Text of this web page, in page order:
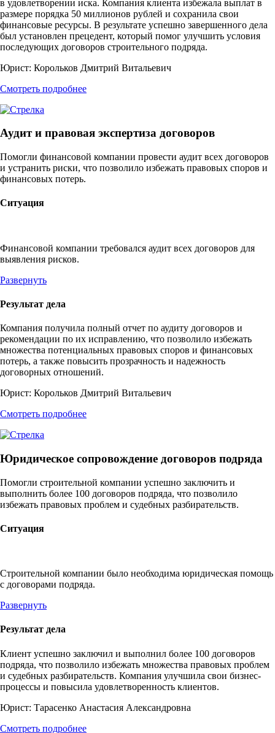
в удовлетворении иска. Компания клиента избежала выплат в
размере порядка 50 миллионов рублей и сохранила свои
финансовые ресурсы. В результате успешно завершенного дела
был установлен прецедент, который помог улучшить условия
последующих договоров строительного подряда.
Юрист: Корольков Дмитрий Витальевич
Смотреть подробнее
Аудит и правовая экспертиза договоров
Помогли финансовой компании провести аудит всех договоров
и устранить риски, что позволило избежать правовых споров и
финансовых потерь.
Ситуация
Финансовой компании требовался аудит всех договоров для
выявления рисков.
Развернуть
Результат дела
Компания получила полный отчет по аудиту договоров и
рекомендации по их исправлению, что позволило избежать
множества потенциальных правовых споров и финансовых
потерь, а также повысить прозрачность и надежность
договорных отношений.
Юрист: Корольков Дмитрий Витальевич
Смотреть подробнее
Юридическое сопровождение договоров подряда
Помогли строительной компании успешно заключить и
выполнить более 100 договоров подряда, что позволило
избежать правовых проблем и судебных разбирательств.
Ситуация
Строительной компании было необходима юридическая помощь
с договорами подряда.
Развернуть
Результат дела
Клиент успешно заключил и выполнил более 100 договоров
подряда, что позволило избежать множества правовых проблем
и судебных разбирательств. Компания улучшила свои бизнес-
процессы и повысила удовлетворенность клиентов.
Юрист: Тарасенко Анастасия Александровна
Смотреть подробнее